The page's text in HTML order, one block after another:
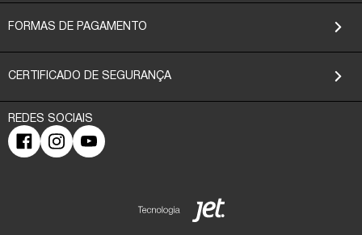
FORMAS DE PAGAMENTO
CERTIFICADO DE SEGURANÇA